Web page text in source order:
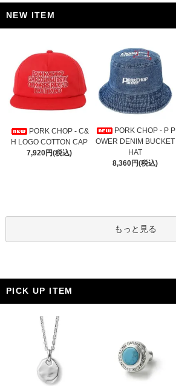
NEW ITEM
PORK CHOP - C&
H LOGO COTTON CAP
7,920円(税込)
PORK CHOP - P P
OWER DENIM BUCKET
HAT
8,360円(税込)
もっと見る
PICK UP ITEM